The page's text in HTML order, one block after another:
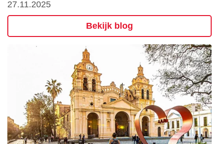
27.11.2025
Bekijk blog